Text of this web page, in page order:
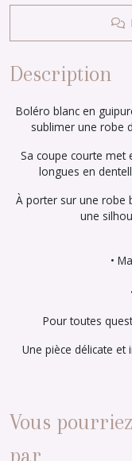
Description
Boléro blanc en
sublimer une robe
Sa coupe courte met
longues en
À porter sur une robe
une
•
Pour toutes
Une pièce délicate
Vous
par